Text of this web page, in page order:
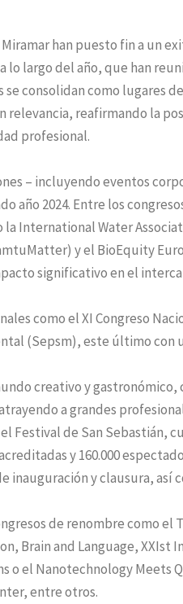
han puesto fin a un
largo del año, que han
consolidan como lugares
reafirmando la
profesional.
– incluyendo eventos
año 2024. Entre los
International Water
y el BioEquity
significativo en el
como el XI Congreso
(Sepsm), este último con
creativo y gastronómico,
a grandes
Festival de San Sebastián,
y 160.000
y clausura, así
de renombre como
Brain and Language, XXIst
o el Nanotechnology Meets
entre otros.